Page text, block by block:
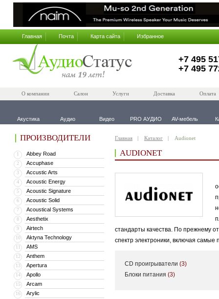
Главная Почта Карта сайта Избранное
+7 495
+7 495
О компании Салон Услуги Доставка Оплата
Акустика Аудио Видео PRO АУДИО AV-мебель
ПРОИЗВОДИТЕЛИ
1 Abbey Road
2 Accuphase
3 Accustic Arts
4 Acoustic Energy
5 Acoustic Signature
6 Acoustic Solid
7 Acoustical Systems
8 Aesthetix
9 Airtech
10 Aktyna Technology
11 AMS
12 Anthem
13 Apertura
14 Apollo
15 Arcam
16 Arylic
Главная Каталог Audionet
AUDIONET
стандарты качества. По прежнему
спектр электроники, включая
CD проигрыватели (3)
Блоки питания (3)